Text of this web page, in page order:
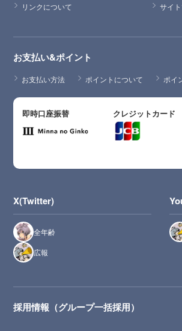
リンクについて
サイ
お支払い&ポイント
お支払い方法 ポイントについて ポイ
即時口座振替 クレジットカード
X(Twitter)
全年齢
広報
採用情報（グループ一括採用）